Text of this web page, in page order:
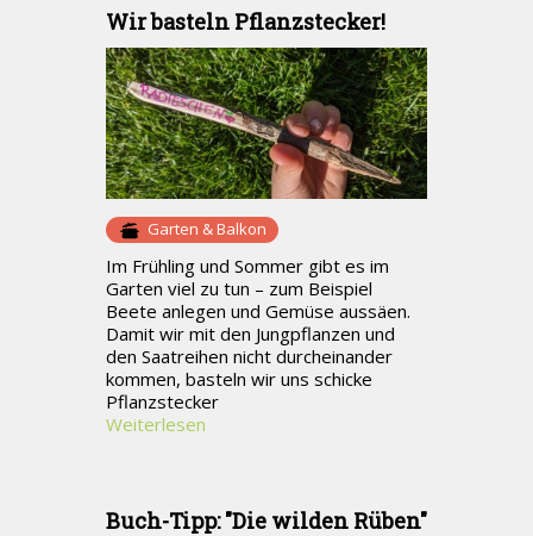
Wir basteln Pflanzstecker!
Garten & Balkon
Im Frühling und Sommer gibt es im
Garten viel zu tun – zum Beispiel
Beete anlegen und Gemüse aussäen.
Damit wir mit den Jungpflanzen und
den Saatreihen nicht durcheinander
kommen, basteln wir uns schicke
Pflanzstecker
Weiterlesen
Buch-Tipp: "Die wilden Rüben"